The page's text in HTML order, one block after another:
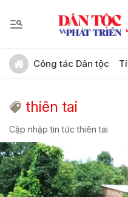
Công tác Dân tộc
thiên tai
Cập nhập tin tức thiên tai